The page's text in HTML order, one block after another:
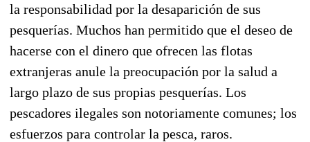
la responsabilidad por la desaparición de sus
pesquerías. Muchos han permitido que el deseo de
hacerse con el dinero que ofrecen las flotas
extranjeras anule la preocupación por la salud a
largo plazo de sus propias pesquerías. Los
pescadores ilegales son notoriamente comunes; los
esfuerzos para controlar la pesca, raros.